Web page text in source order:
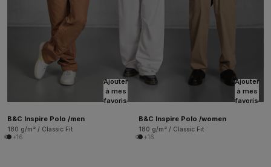
Ajouter
à mes
favoris
B&C Inspire Polo /men
180 g/m² / Classic Fit
+16
Ajouter
à mes
favoris
B&C Inspire Polo /women
180 g/m² / Classic Fit
+16